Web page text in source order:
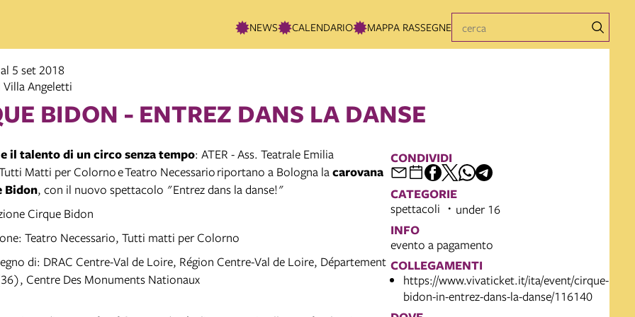
NEWS CALENDARIO MAPPA RASSEGNE
5 set 2018
Villa Angeletti
BIDON - ENTREZ DANS LA DANSE
e il talento di un circo senza tempo: ATER - Ass. Teatrale Emilia
Matti per Colorno e Teatro Necessario riportano a Bologna lacarovana
Bidon, con il nuovo spettacolo "Entrez dans la danse!"
Cirque Bidon
Teatro Necessario, Tutti matti per Colorno
di: DRAC Centre-Val de Loire, Région Centre-Val de Loire, Département
Centre Des Monuments Nationaux
CONDIVIDI
CATEGORIE
spettacoli
under 16
INFO
evento a pagamento
COLLEGAMENTI
https://www.vivaticket.it/ita/event/cirque-
bidon-in-entrez-dans-la-danse/116140